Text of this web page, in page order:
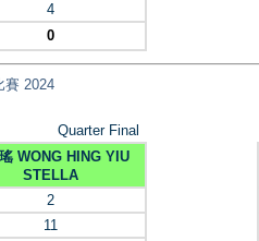
4
0
賽 2024
Quarter Final
WONG HING YIU
STELLA
2
11